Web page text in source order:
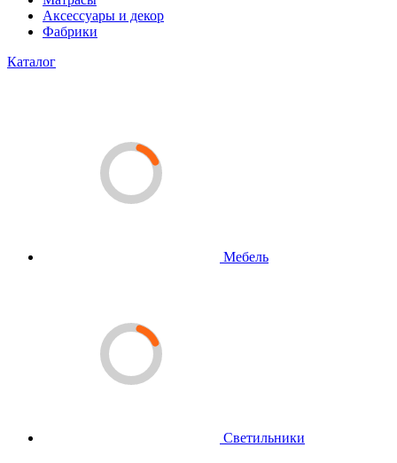
Аксессуары и декор
Фабрики
Каталог
Мебель
Светильники